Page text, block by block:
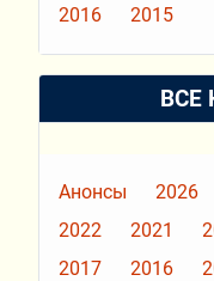
2016
2015
ВСЕ
Анонсы 2026
2022
2021
2017
2016